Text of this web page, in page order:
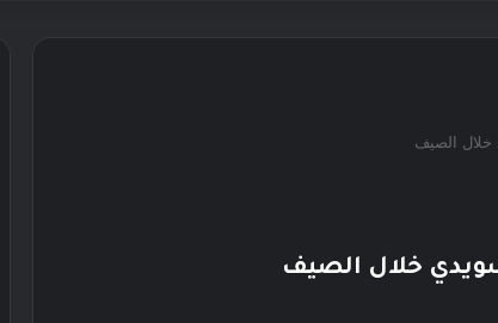
خلال الصيف
خلال الصيف